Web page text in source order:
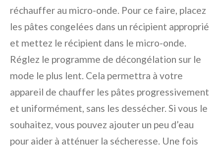
réchauffer au micro-onde. Pour ce faire, placez
les pâtes congelées dans un récipient approprié
et mettez le récipient dans le micro-onde.
Réglez le programme de décongélation sur le
mode le plus lent. Cela permettra à votre
appareil de chauffer les pâtes progressivement
et uniformément, sans les dessécher. Si vous le
souhaitez, vous pouvez ajouter un peu d’eau
pour aider à atténuer la sécheresse. Une fois